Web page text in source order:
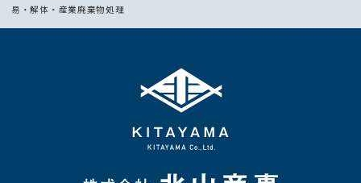
易・解体・産業廃棄物処理